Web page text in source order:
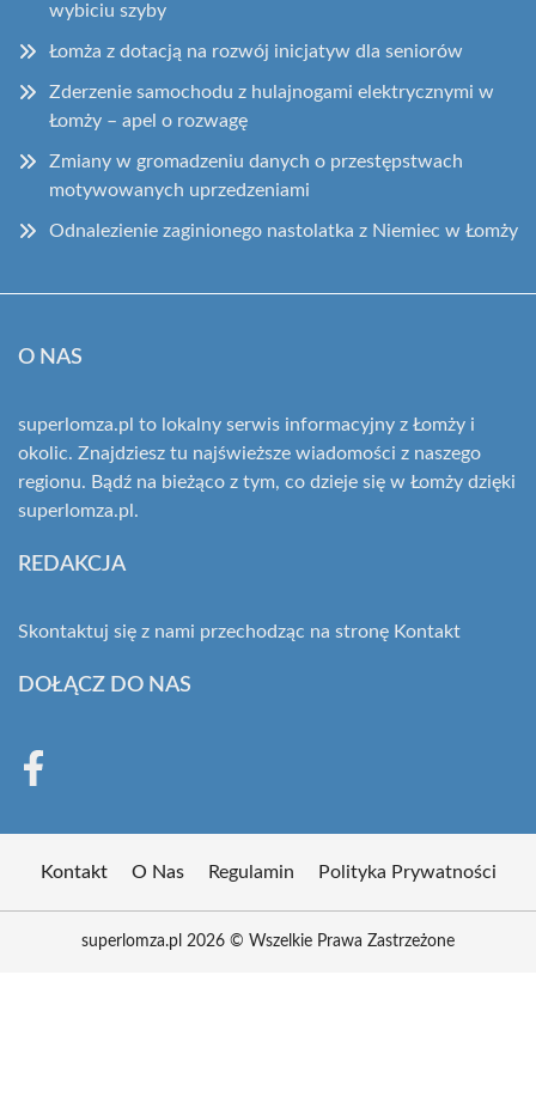
wybiciu szyby
Łomża z dotacją na rozwój inicjatyw dla seniorów
Zderzenie samochodu z hulajnogami elektrycznymi w
Łomży – apel o rozwagę
Zmiany w gromadzeniu danych o przestępstwach
motywowanych uprzedzeniami
Odnalezienie zaginionego nastolatka z Niemiec w Łomży
O NAS
superlomza.pl to lokalny serwis informacyjny z Łomży i
okolic. Znajdziesz tu najświeższe wiadomości z naszego
regionu. Bądź na bieżąco z tym, co dzieje się w Łomży dzięki
superlomza.pl.
REDAKCJA
Skontaktuj się z nami przechodząc na stronę Kontakt
DOŁĄCZ DO NAS
Kontakt O Nas Regulamin Polityka Prywatności
superlomza.pl 2026 © Wszelkie Prawa Zastrzeżone